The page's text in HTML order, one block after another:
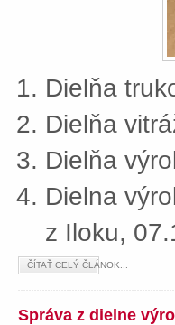
Dielňa
Dielňa
Dielňa
Dielna
z Iloku,
ČÍTAŤ CELÝ ČLÁNOK...
Správa z dielne